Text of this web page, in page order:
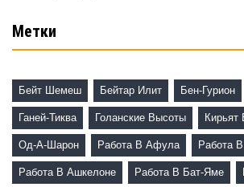
Метки
Бейт Шемеш Бейтар Илит Бен-Гурион
Ганей-Тиква Голанские Высоты Кирьят
Од-А-Шарон Работа В Афула Работа
Работа В Ашкелоне Работа В Бат-Яме